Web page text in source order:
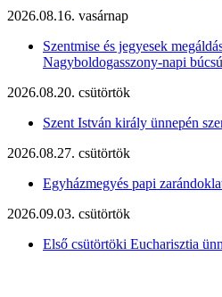
2026.08.16. vasárnap
Szentmise és jegyesek
Nagyboldogasszony-napi
2026.08.20. csütörtök
Szent István király ünnepén
2026.08.27. csütörtök
Egyházmegyés papi
2026.09.03. csütörtök
Első csütörtöki Eucharisztia